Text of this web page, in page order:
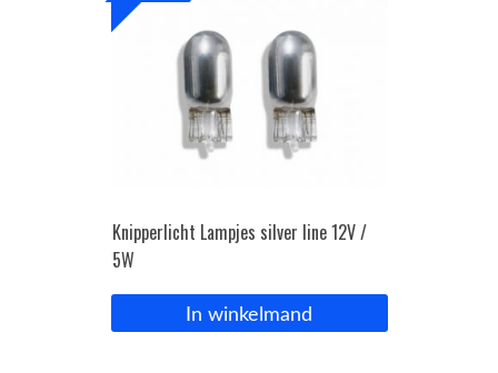
Knipperlicht Lampjes silver line 12V /
5W
In winkelmand